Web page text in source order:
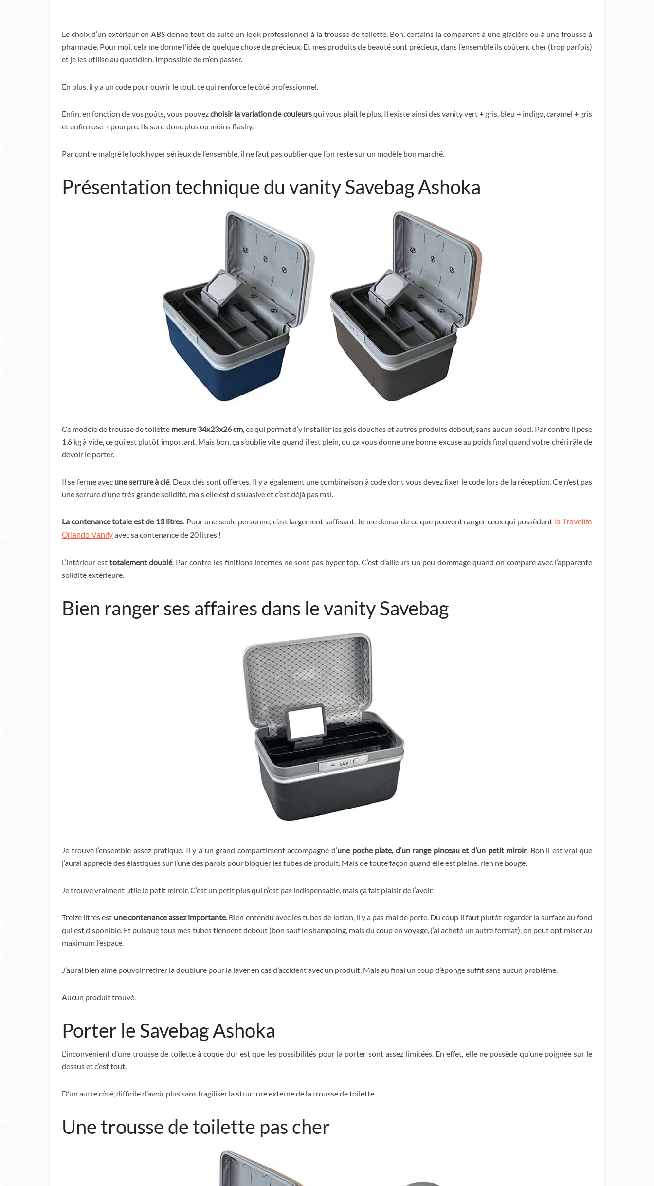
Le choix d’un extérieur en ABS donne tout de suite un look professionnel à la trousse de toilette. Bon, certains la comparent à une glacière ou à une trousse à
pharmacie. Pour moi, cela me donne l’idée de quelque chose de précieux. Et mes produits de beauté sont précieux, dans l’ensemble ils coûtent cher (trop parfois)
et je les utilise au quotidien. Impossible de m’en passer.
En plus, il y a un code pour ouvrir le tout, ce qui renforce le côté professionnel.
Enfin, en fonction de vos goûts, vous pouvezchoisir la variation de couleursqui vous plaît le plus. Il existe ainsi des vanity vert + gris, bleu + indigo, caramel + gris
et enfin rose + pourpre. Ils sont donc plus ou moins flashy.
Par contre malgré le look hyper sérieux de l’ensemble, il ne faut pas oublier que l’on reste sur un modèle bon marché.
Présentation technique du vanity Savebag Ashoka
Ce modèle de trousse de toilette mesure 34x23x26 cm, ce qui permet d’y installer les gels douches et autres produits debout, sans aucun souci. Par contre il pèse
1,6 kg à vide, ce qui est plutôt important. Mais bon, ça s’oublie vite quand il est plein, ou ça vous donne une bonne excuse au poids final quand votre chéri râle de
devoir le porter.
Il se ferme avec une serrure à clé. Deux clés sont offertes. Il y a également une combinaison à code dont vous devez fixer le code lors de la réception. Ce n’est pas
une serrure d’une très grande solidité, mais elle est dissuasive et c’est déjà pas mal.
La contenance totale est de 13 litres. Pour une seule personne, c’est largement suffisant. Je me demande ce que peuvent ranger ceux qui possèdent la Travelite
Orlando Vanityavec sa contenance de 20 litres !
L’intérieur esttotalement doublé. Par contre les finitions internes ne sont pas hyper top. C’est d’ailleurs un peu dommage quand on compare avec l’apparente
solidité extérieure.
Bien ranger ses affaires dans le vanity Savebag
Je trouve l’ensemble assez pratique. Il y a un grand compartiment accompagné d’une poche plate, d’un range pinceau et d’un petit miroir. Bon il est vrai que
j’aurai apprécié des élastiques sur l’une des parois pour bloquer les tubes de produit. Mais de toute façon quand elle est pleine, rien ne bouge.
Je trouve vraiment utile le petit miroir. C’est un petit plus qui n’est pas indispensable, mais ça fait plaisir de l’avoir.
Treize litres est une contenance assez importante. Bien entendu avec les tubes de lotion, il y a pas mal de perte. Du coup il faut plutôt regarder la surface au fond
qui est disponible. Et puisque tous mes tubes tiennent debout (bon sauf le shampoing, mais du coup en voyage, j’ai acheté un autre format), on peut optimiser au
maximum l’espace.
J’aurai bien aimé pouvoir retirer la doublure pour la laver en cas d’accident avec un produit. Mais au final un coup d’éponge suffit sans aucun problème.
Aucun produit trouvé.
Porter le Savebag Ashoka
L’inconvénient d’une trousse de toilette à coque dur est que les possibilités pour la porter sont assez limitées. En effet, elle ne possède qu’une poignée sur le
dessus et c’est tout.
D’un autre côté, difficile d’avoir plus sans fragiliser la structure externe de la trousse de toilette…
Une trousse de toilette pas cher